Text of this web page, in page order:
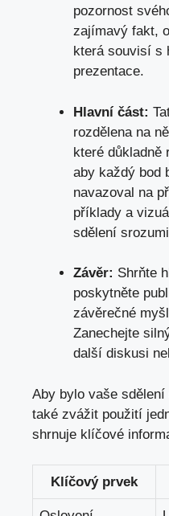
pozornost
zajímavý fakt,
která souvisí s
prezentace.
Hlavní část:
rozdělena na
které důkladně
aby každý bod
navazoval na
příklady a
sdělení
Závěr: Shrňte
poskytněte
závěrečné
Zanechejte
další diskusi
Aby bylo vaše
také zvážit použití
shrnuje klíčové
Klíčový prvek